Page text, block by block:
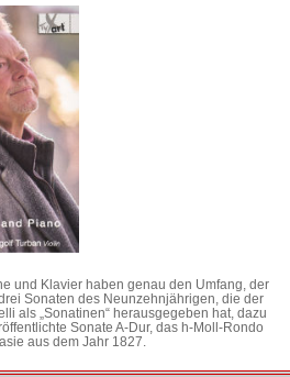
und Klavier haben genau den Umfang, der
Sonaten des Neunzehnjährigen, die der
als „Sonatinen“ herausgegeben hat, dazu
Sonate A-Dur, das h-Moll-Rondo
aus dem Jahr 1827.